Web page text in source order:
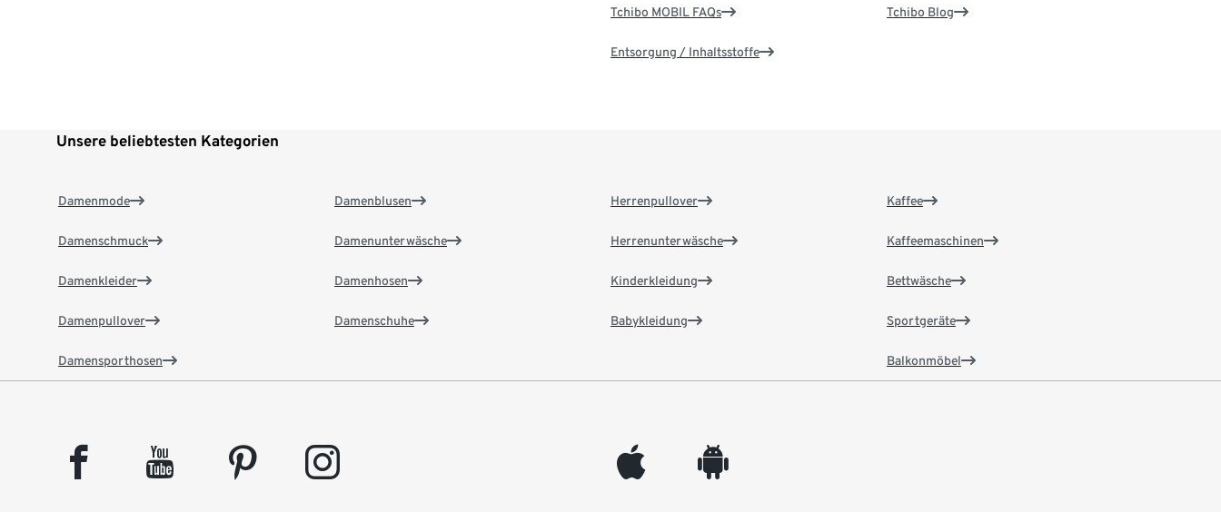
Tchibo MOBIL FAQs
Entsorgung / Inhaltsstoffe
Tchibo Blog
Unsere beliebtesten Kategorien
Damenmode
Damenschmuck
Damenkleider
Damenpullover
Damensporthosen
Damenblusen
Damenunterwäsche
Damenhosen
Damenschuhe
Herrenpullover
Herrenunterwäsche
Kinderkleidung
Babykleidung
Kaffee
Kaffeemaschinen
Bettwäsche
Sportgeräte
Balkonmöbel
facebook youtube pinterest instagram appleinc android